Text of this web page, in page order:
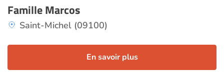
Famille Marcos
Saint-Michel (09100)
En savoir plus